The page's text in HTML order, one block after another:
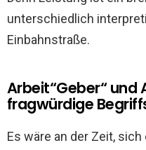
unterschiedlich
Einbahnstraße.
Arbeit“Geber“ und
fragwürdige
Es wäre an der Zeit,